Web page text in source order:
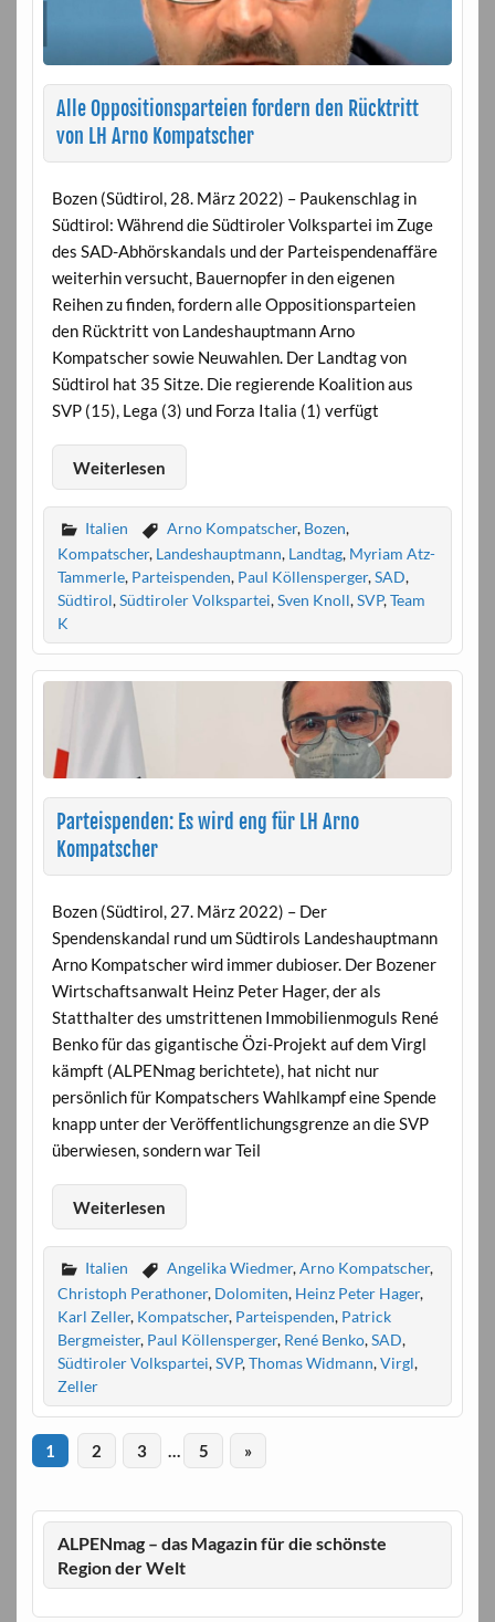
Alle Oppositionsparteien fordern den Rücktritt
von LH Arno Kompatscher
Bozen (Südtirol, 28. März 2022) – Paukenschlag in
Südtirol: Während die Südtiroler Volkspartei im Zuge
des SAD-Abhörskandals und der Parteispendenaffäre
weiterhin versucht, Bauernopfer in den eigenen
Reihen zu finden, fordern alle Oppositionsparteien
den Rücktritt von Landeshauptmann Arno
Kompatscher sowie Neuwahlen. Der Landtag von
Südtirol hat 35 Sitze. Die regierende Koalition aus
SVP (15), Lega (3) und Forza Italia (1) verfügt
Weiterlesen
Italien Arno Kompatscher, Bozen,
Kompatscher, Landeshauptmann, Landtag, Myriam Atz-
Tammerle, Parteispenden, Paul Köllensperger,SAD,
Südtirol,Südtiroler Volkspartei,Sven Knoll,SVP,Team
K
Parteispenden: Es wird eng für LH Arno
Kompatscher
Bozen (Südtirol, 27. März 2022) – Der
Spendenskandal rund um Südtirols Landeshauptmann
Arno Kompatscher wird immer dubioser. Der Bozener
Wirtschaftsanwalt Heinz Peter Hager, der als
Statthalter des umstrittenen Immobilienmoguls René
Benko für das gigantische Özi-Projekt auf dem Virgl
kämpft (ALPENmag berichtete), hat nicht nur
persönlich für Kompatschers Wahlkampf eine Spende
knapp unter der Veröffentlichungsgrenze an die SVP
überwiesen, sondern war Teil
Weiterlesen
Italien Angelika Wiedmer,Arno Kompatscher,
Christoph Perathoner, Dolomiten, Heinz Peter Hager,
Karl Zeller, Kompatscher, Parteispenden, Patrick
Bergmeister, Paul Köllensperger, René Benko,SAD,
Südtiroler Volkspartei,SVP,Thomas Widmann,Virgl,
Zeller
1 2 3 … 5 »
ALPENmag – das Magazin für die schönste
Region der Welt